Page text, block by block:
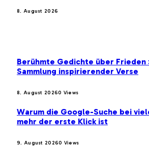
8. August 2026
Berühmte Gedichte über Frieden
Sammlung inspirierender Verse
8. August 20260 Views
Warum die Google-Suche bei
mehr der erste Klick ist
9. August 20260 Views